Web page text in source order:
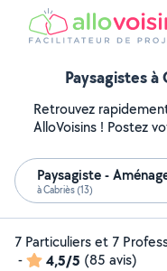
Paysagistes
Retrouvez
AlloVoisins ! Postez
Paysagiste -
à Cabriès (13)
7 Particuliers et 7
-
4,5/5 (85 avis)